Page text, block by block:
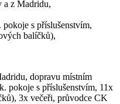
a z Madridu,
s příslušenstvím,
balíčků),
dopravu místním
pokoje s příslušenstvím, 11x
3x večeři, průvodce CK